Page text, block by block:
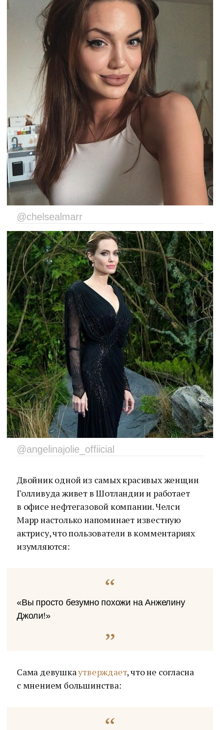
@chelsealmarr
@angelinajolie_offiicial
Двойник одной из самых красивых женщин
Голливуда живет в Шотландии и работает
в офисе нефтегазовой компании. Челси
Марр настолько напоминает известную
актрису, что пользователи в комментариях
изумляются:
«Вы просто безумно похожи на Анжелину
Джоли!»
Сама девушкаутверждает, что не согласна
с мнением большинства: